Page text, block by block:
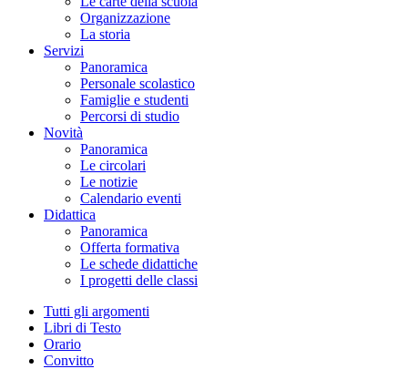
Organizzazione
La storia
Servizi
Panoramica
Personale scolastico
Famiglie e studenti
Percorsi di studio
Novità
Panoramica
Le circolari
Le notizie
Calendario eventi
Didattica
Panoramica
Offerta formativa
Le schede didattiche
I progetti delle classi
Tutti gli argomenti
Libri di Testo
Orario
Convitto